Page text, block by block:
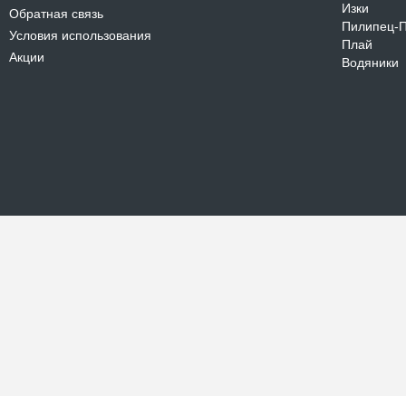
Обратная связь
Условия использования
Акции
Изки
Пилипец-
Плай
Водяники